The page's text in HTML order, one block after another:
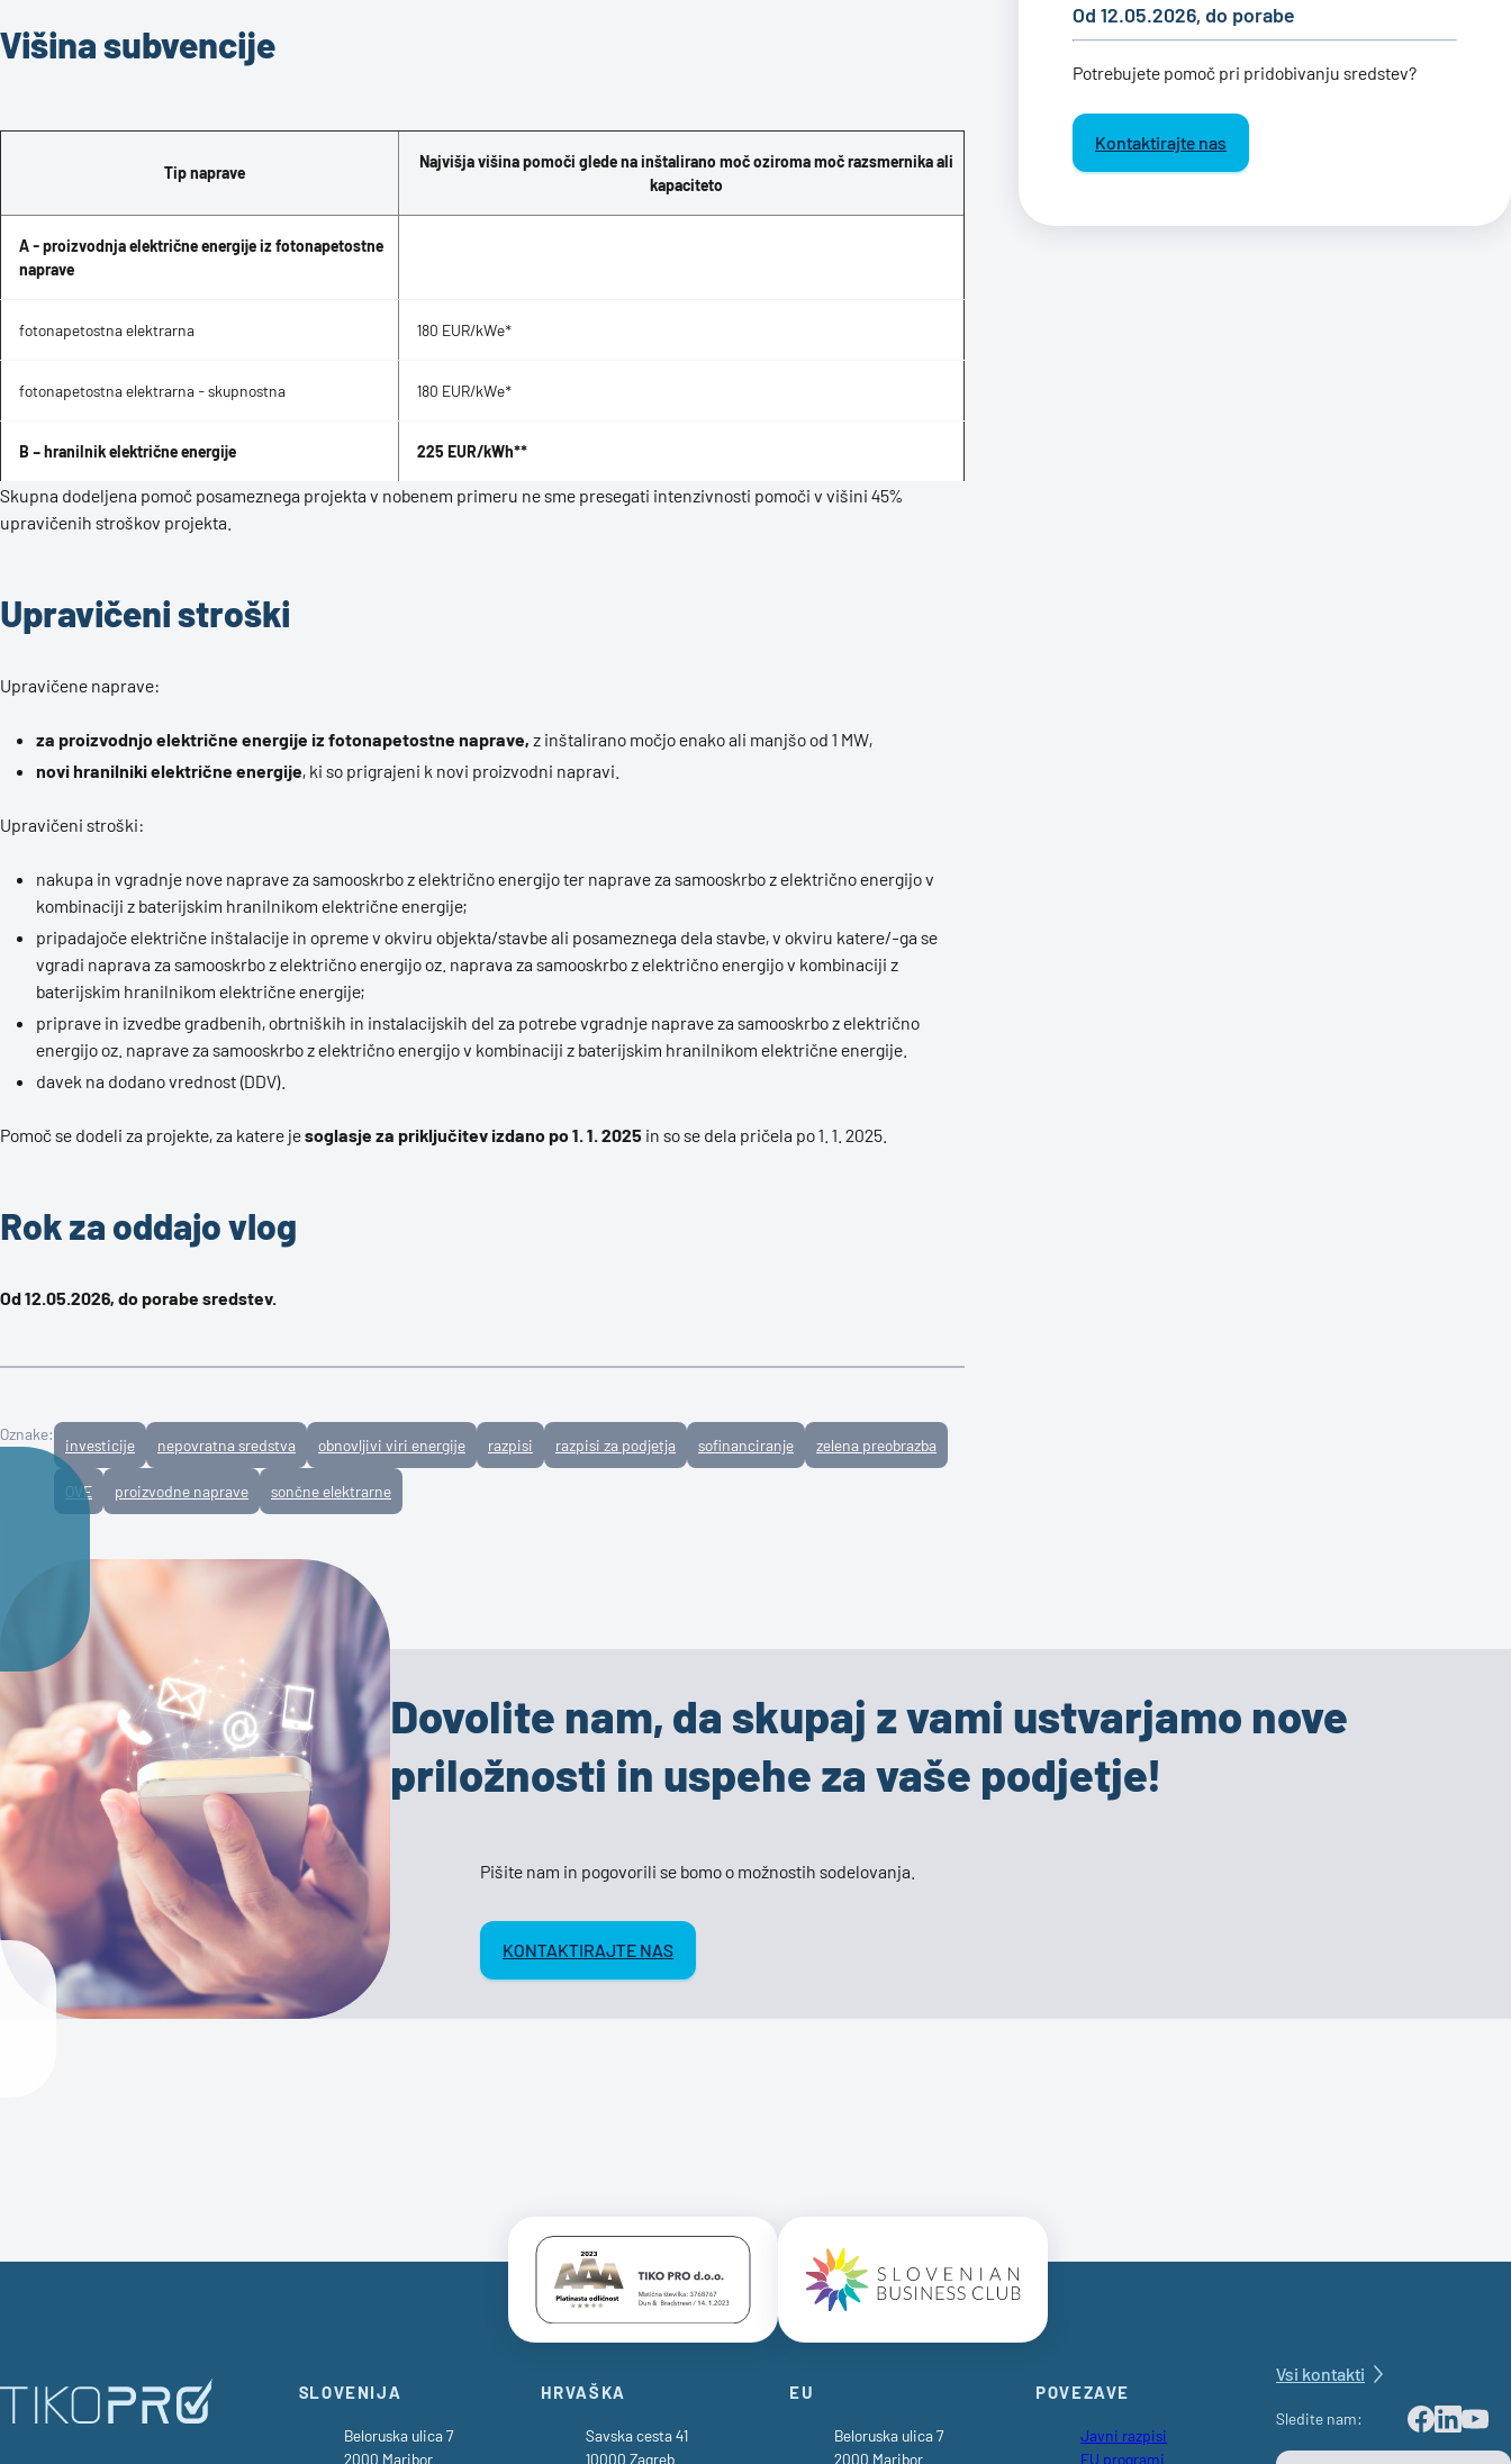
Višina subvencije
Tip naprave
Najvišja višina pomoči glede na inštalirano moč oziroma moč razsmernika ali
kapaciteto
A - proizvodnja električne energije iz fotonapetostne
naprave
fotonapetostna elektrarna 180 EUR/kWe*
fotonapetostna elektrarna - skupnostna 180 EUR/kWe*
B – hranilnik električne energije 225 EUR/kWh**
Skupna dodeljena pomoč posameznega projekta v nobenem primeru ne sme presegati intenzivnosti pomoči v višini 45%
upravičenih stroškov projekta.
Upravičeni stroški
Upravičene naprave:
za proizvodnjo električne energije iz fotonapetostne naprave, z inštalirano močjo enako ali manjšo od 1 MW,
novi hranilniki električne energije, ki so prigrajeni k novi proizvodni napravi.
Upravičeni stroški:
nakupa in vgradnje nove naprave za samooskrbo z električno energijo ter naprave za samooskrbo z električno energijo v
kombinaciji z baterijskim hranilnikom električne energije;
pripadajoče električne inštalacije in opreme v okviru objekta/stavbe ali posameznega dela stavbe, v okviru katere/-ga se
vgradi naprava za samooskrbo z električno energijo oz. naprava za samooskrbo z električno energijo v kombinaciji z
baterijskim hranilnikom električne energije;
priprave in izvedbe gradbenih, obrtniških in instalacijskih del za potrebe vgradnje naprave za samooskrbo z električno
energijo oz. naprave za samooskrbo z električno energijo v kombinaciji z baterijskim hranilnikom električne energije.
davek na dodano vrednost (DDV).
Pomoč se dodeli za projekte, za katere jesoglasje za priključitev izdano po 1. 1. 2025 in so se dela pričela po 1. 1. 2025.
Rok za oddajo vlog
Od 12.05.2026, do porabe sredstev.
Oznake:
investicije nepovratna sredstva obnovljivi viri energije razpisi razpisi za podjetja sofinanciranje zelena preobrazba
OVE proizvodne naprave sončne elektrarne
Od 12.05.2026, do porabe
Potrebujete pomoč pri pridobivanju sredstev?
Kontaktirajte nas
Dovolite nam, da skupaj z vami ustvarjamo nove
priložnosti in uspehe za vaše podjetje!
Pišite nam in pogovorili se bomo o možnostih sodelovanja.
KONTAKTIRAJTE NAS
Certificate AAA Logo Certificate SBC Logo
SLOVENIJA
Beloruska ulica 7
2000 Maribor
HRVAŠKA
Savska cesta 41
10000 Zagreb
EU
Beloruska ulica 7
2000 Maribor
POVEZAVE
Javni razpisi
EU programi
Vsi kontakti
Sledite nam: